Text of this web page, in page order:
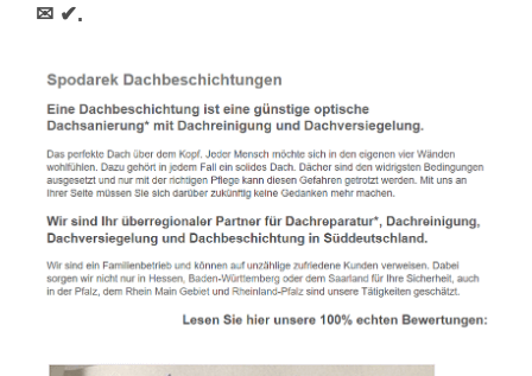
✉ ✔.